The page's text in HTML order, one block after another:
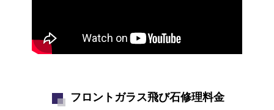
" src="https://www.youtube.com/embed/
フロントガラス飛び石修理料金